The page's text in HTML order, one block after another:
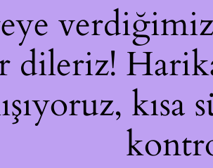
verdiğimiz
dileriz!